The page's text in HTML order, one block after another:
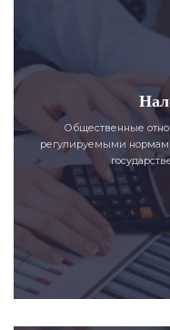
Общественные
регулируемыми